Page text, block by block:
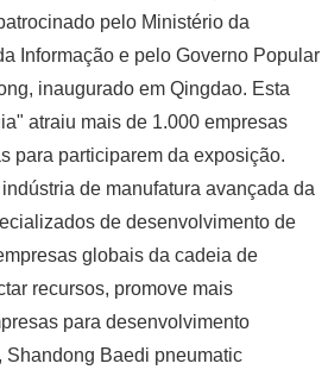
pelo Ministério da
Informação e pelo Governo Popular
inaugurado em Qingdao. Esta
atraiu mais de 1.000 empresas
para participarem da exposição.
de manufatura avançada da
de desenvolvimento de
globais da cadeia de
recursos, promove mais
para desenvolvimento
Baedi pneumatic